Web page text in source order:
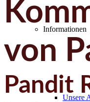
Informationen
Unsere
von
Pandit